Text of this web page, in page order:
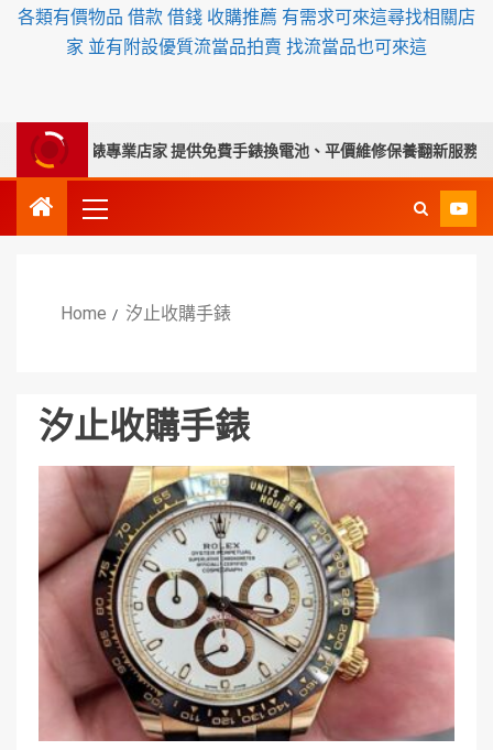
各類有價物品 借款 借錢 收購推薦 有需求可來這尋找相關店
家 並有附設優質流當品拍賣 找流當品也可來這
收購手錶專業店家 提供免費手錶換電池、平價維修保養翻新服務
Home 汐止收購手錶
汐止收購手錶